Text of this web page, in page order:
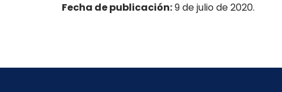
Fecha de publicación:9 de julio de 2020.